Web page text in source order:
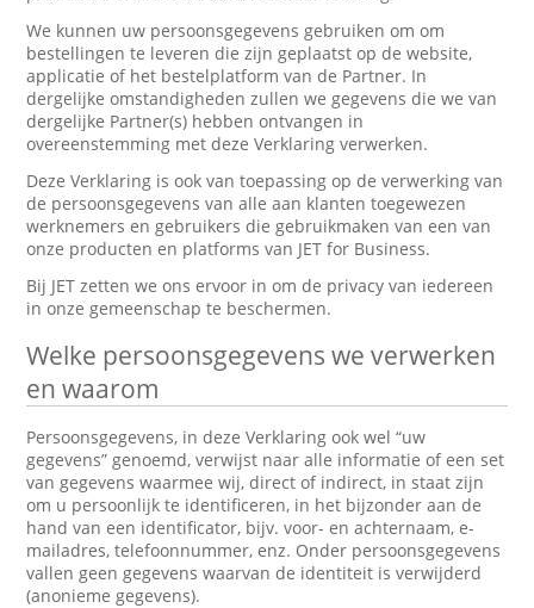
We kunnen uw persoonsgegevens gebruiken om om
bestellingen te leveren die zijn geplaatst op de website,
applicatie of het bestelplatform van de Partner. In
dergelijke omstandigheden zullen we gegevens die we van
dergelijke Partner(s) hebben ontvangen in
overeenstemming met deze Verklaring verwerken.
Deze Verklaring is ook van toepassing op de verwerking van
de persoonsgegevens van alle aan klanten toegewezen
werknemers en gebruikers die gebruikmaken van een van
onze producten en platforms van JET for Business.
Bij JET zetten we ons ervoor in om de privacy van iedereen
in onze gemeenschap te beschermen.
Welke persoonsgegevens we verwerken
en waarom
Persoonsgegevens, in deze Verklaring ook wel “uw
gegevens” genoemd, verwijst naar alle informatie of een set
van gegevens waarmee wij, direct of indirect, in staat zijn
om u persoonlijk te identificeren, in het bijzonder aan de
hand van een identificator, bijv. voor- en achternaam, e-
mailadres, telefoonnummer, enz. Onder persoonsgegevens
vallen geen gegevens waarvan de identiteit is verwijderd
(anonieme gegevens).